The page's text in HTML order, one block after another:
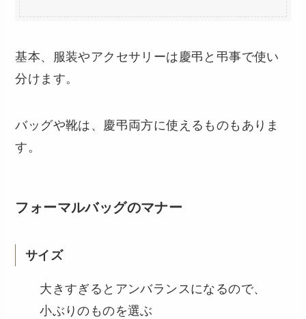
基本、服装やアクセサリーは慶弔と弔事で使い
分けます。
バッグや靴は、慶弔両方に使えるものもありま
す。
フォーマルバッグのマナー
サイズ
大きすぎるとアンバランスになるので、
小ぶりのものを選ぶ